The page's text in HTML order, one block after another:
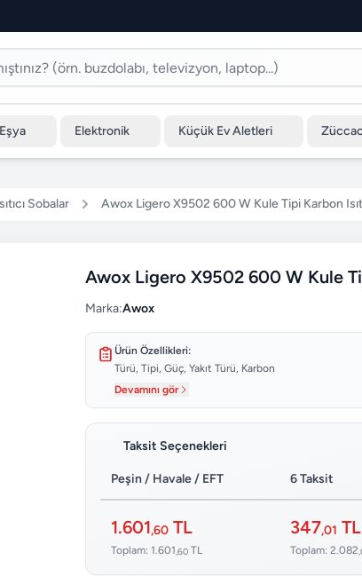
Elektronik Küçük Ev Aletleri
Sobalar Awox Ligero X9502 600 W Kule Tipi Karbon
Awox Ligero X9502 600 W Kule
Marka:Awox
Ürün Özellikleri:
Türü, Tipi, Güç, Yakıt Türü, Karbon
Devamını gör
Taksit Seçenekleri
Peşin / Havale / EFT 6 Taksit
1.601,60 TL
Toplam: 1.601 ,60 TL
347,01 TL
Toplam: 2.082